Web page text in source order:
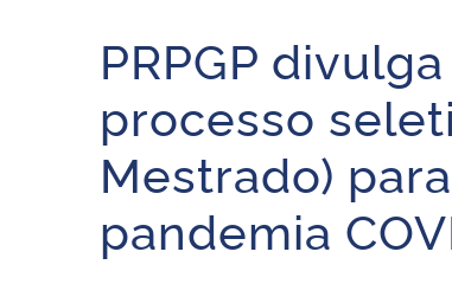
Gabinete de
Institucional
Início do conteúdo
PRPGP
processo
Mestrado)
pandemia